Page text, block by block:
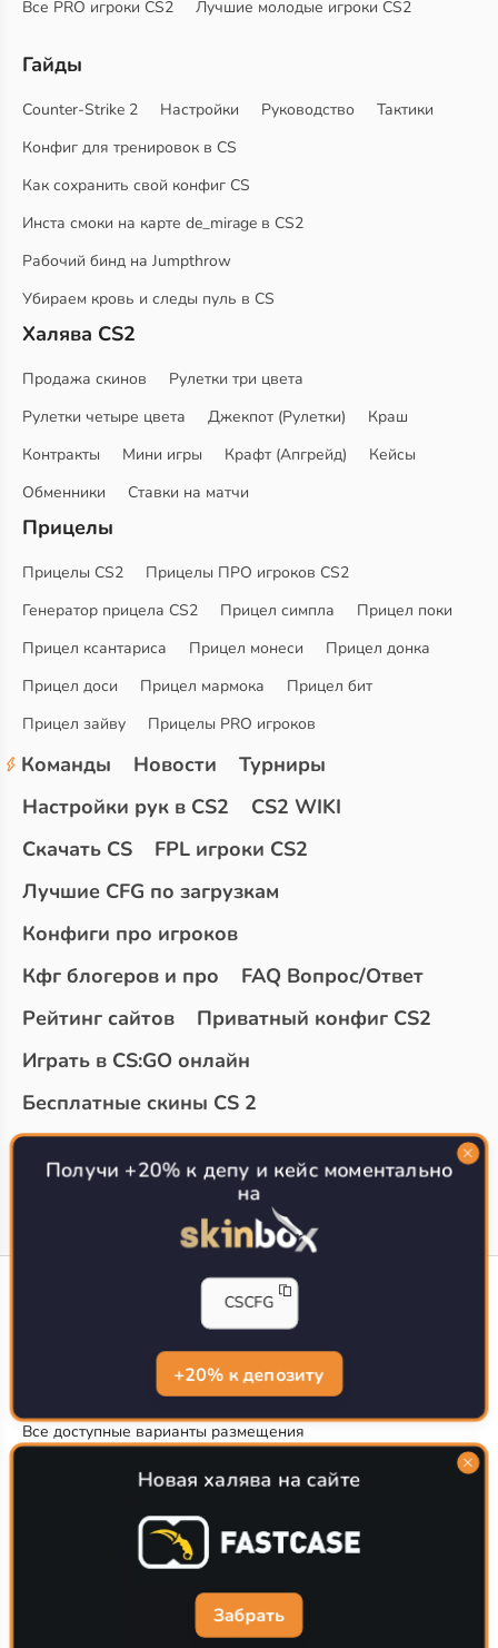
Все PRO игроки CS2
Лучшие молодые игроки CS2
Гайды
Counter-Strike 2 Настройки Руководство
Тактики
Конфиг для тренировок в CS
Как сохранить свой конфиг CS
Инста смоки на карте de_mirage в CS2
Рабочий бинд на Jumpthrow
Убираем кровь и следы пуль в CS
Халява CS2
Продажа скинов
Рулетки три цвета
Рулетки четыре цвета
Джекпот (Рулетки)
Краш
Контракты
Мини игры Крафт (Апгрейд)
Кейсы
Обменники
Ставки на матчи
Прицелы
Прицелы CS2
Прицелы ПРО игроков CS2
Генератор прицела CS2
Прицел симпла
Прицел поки
Прицел ксантариса
Прицел монеси
Прицел донка
Прицел доси
Прицел мармока
Прицел бит
Прицел зайву
Прицелы PRO игроков
Команды Новости
Турниры
Настройки рук в CS2
CS2 WIKI
Скачать CS
FPL игроки CS2
Лучшие CFG по загрузкам
Конфиги про игроков
Кфг блогеров и про
FAQ Вопрос/Ответ
Рейтинг сайтов
Приватный конфиг CS2
Играть в CS:GO онлайн
Бесплатные скины CS 2
Топ сайтов с халявой КС 2
О проекте
CS-CONFIG.com © 2020-2026 г.
Политика конфиденциальности
РЕКЛАМА НА САЙТЕ
Все доступные варианты размещения
Согласие на обработку данных
О CS-CONFIG.COM
CFG pro CS 2 - именно это мы и размещаем на нашем
проекте, иными словами мы предоставляем пользователям
конфиги про игроков кс2. Также вы сможете
самостоятельно поделиться своими настройками с другими
WebZapusk.ru
Получи +20% к депу и кейс моментально
на
CSCFG
+20% к депозиту
Новая халява на сайте
Забрать